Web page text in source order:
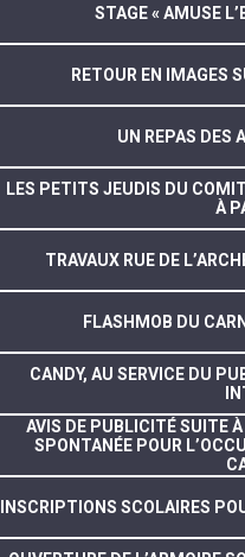
STAGE « AMUSE
RETOUR EN IMAGES
UN REPAS DES
LES PETITS JEUDIS DU
À
TRAVAUX RUE DE
FLASHMOB DU
CANDY, AU SERVICE DU
AVIS DE PUBLICITÉ SUITE
SPONTANÉE POUR
INSCRIPTIONS SCOLAIRES